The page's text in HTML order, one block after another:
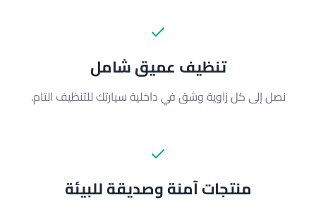
تنظيف عميق شامل
نصل إلى كل زاوية وشق في داخلية سيارتك للتنظيف التام.
منتجات آمنة وصديقة للبيئة